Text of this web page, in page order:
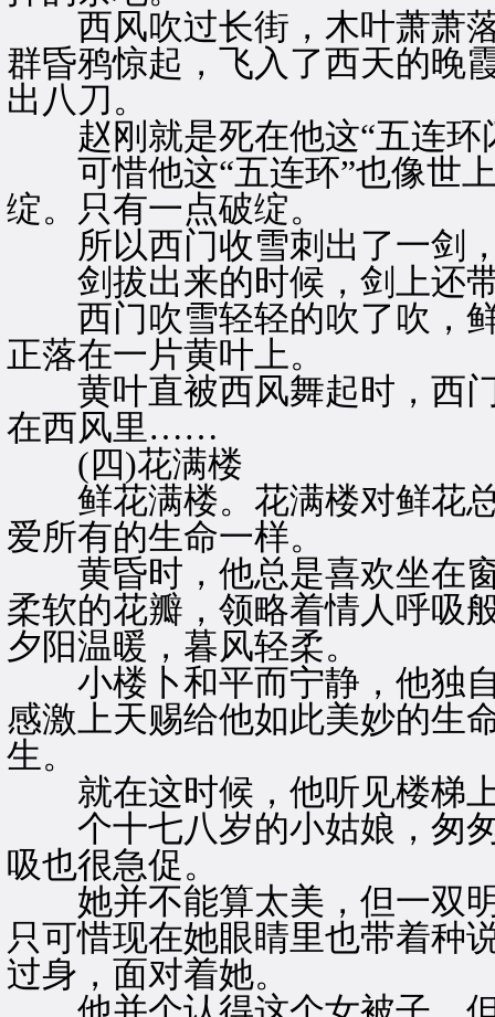
西风吹过长街，木叶萧萧落
群昏鸦惊起，飞入了西天的晚
出八刀。
赵刚就是死在他这“五连环
可惜他这“五连环”也像世上
绽。只有一点破绽。
所以西门收雪刺出了一剑，
剑拔出来的时候，剑上还
西门吹雪轻轻的吹了吹，鲜
正落在一片黄叶上。
黄叶直被西风舞起时，西门
在西风里……
(四)花满楼
鲜花满楼。花满楼对鲜花总
爱所有的生命一样。
黄昏时，他总是喜欢坐在窗
柔软的花瓣，领略着情人呼吸
夕阳温暖，暮风轻柔。
小楼卜和平而宁静，他独自
感激上天赐给他如此美妙的生
生。
就在这时候，他听见楼梯上
个十七八岁的小姑娘，匆匆
吸也很急促。
她并不能算太美，但一双明
只可惜现在她眼睛里也带着种
过身，面对着她。